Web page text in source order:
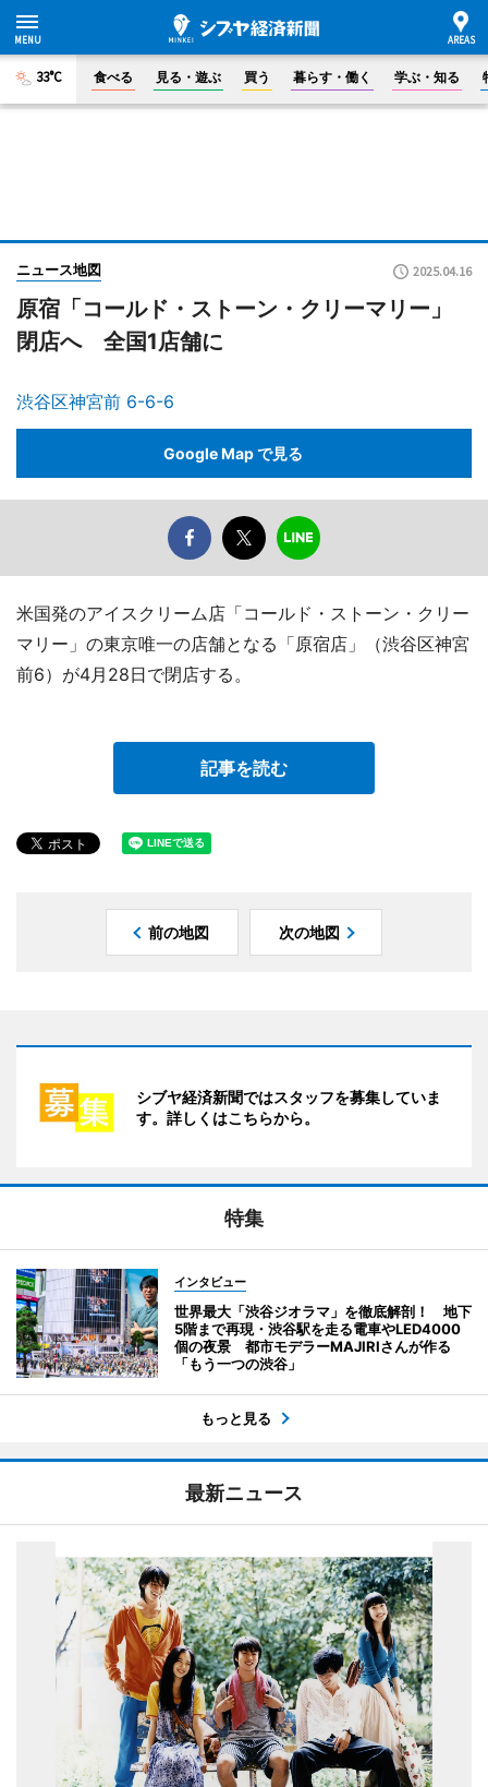
33°C 食べる 見る・遊ぶ 買う 暮らす・働く 学ぶ・知る
ニュース地図 2025.04.16
原宿「コールド・ストーン・クリーマリー」
閉店へ 全国1店舗に
渋谷区神宮前 6-6-6
Google Map で見る
米国発のアイスクリーム店「コールド・ストーン・クリー
マリー」の東京唯一の店舗となる「原宿店」（渋谷区神宮
前6）が4月28日で閉店する。
記事を読む
前の地図 次の地図
シブヤ経済新聞ではスタッフを募集していま
す。詳しくはこちらから。
特集
インタビュー
世界最大「渋谷ジオラマ」を徹底解剖！ 地下
5階まで再現・渋谷駅を走る電車やLED4000
個の夜景 都市モデラーMAJIRIさんが作る
「もう一つの渋谷」
もっと見る
最新ニュース